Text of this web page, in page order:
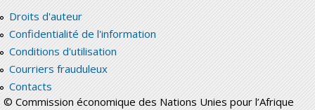
Droits d'auteur
Confidentialité de l'information
Conditions d'utilisation
Courriers frauduleux
Contacts
© Commission économique des Nations Unies pour l’Afrique